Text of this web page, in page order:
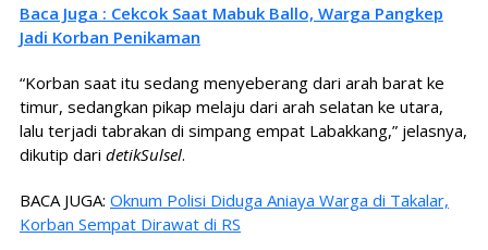
Baca Juga : Cekcok Saat Mabuk Ballo, Warga Pangkep
Jadi Korban Penikaman
“Korban saat itu sedang menyeberang dari arah barat ke
timur, sedangkan pikap melaju dari arah selatan ke utara,
lalu terjadi tabrakan di simpang empat Labakkang,” jelasnya,
dikutip dari detikSulsel.
BACA JUGA: Oknum Polisi Diduga Aniaya Warga di Takalar,
Korban Sempat Dirawat di RS